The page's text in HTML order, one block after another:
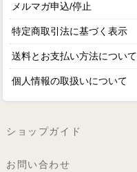
メルマガ申込/停止
特定商取引法に基づく表示
送料とお支払い方法について
個人情報の取扱いについて
ショップガイド
お問い合わせ